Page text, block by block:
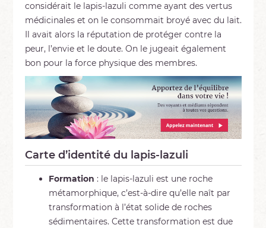
considérait le lapis-lazuli comme ayant des vertus
médicinales et on le consommait broyé avec du lait.
Il avait alors la réputation de protéger contre la
peur, l’envie et le doute. On le jugeait également
bon pour la force physique des membres.
Carte d’identité du lapis-lazuli
Formation : le lapis-lazuli est une roche
métamorphique, c’est-à-dire qu’elle naît par
transformation à l’état solide de roches
sédimentaires. Cette transformation est due